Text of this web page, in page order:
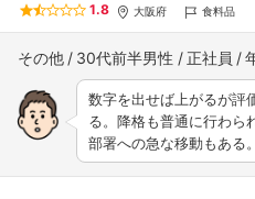
1.8 大阪府 食料品
その他 30代前半男性 正社員
数字を出せば上がるが評
る。降格も普通に行わら
部署への急な移動もある